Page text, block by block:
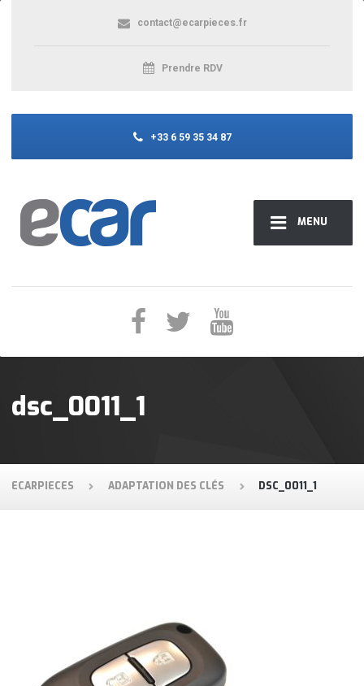
MENU
contact@ecarpieces.fr
Prendre RDV
+33 6 59 35 34 87
dsc_0011_1
ECARPIECES ADAPTATION DES CLÉS DSC_0011_1